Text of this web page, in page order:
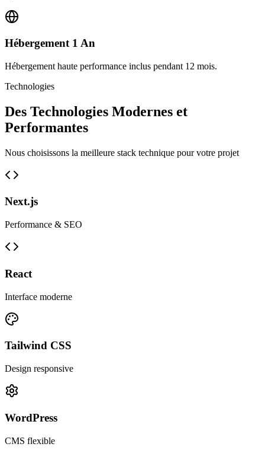
Hébergement 1 An
Hébergement haute performance inclus pendant 12 mois.
Technologies
Des Technologies Modernes et
Performantes
Nous choisissons la meilleure stack technique pour votre projet
Next.js
Performance & SEO
React
Interface moderne
Tailwind CSS
Design responsive
WordPress
CMS flexible